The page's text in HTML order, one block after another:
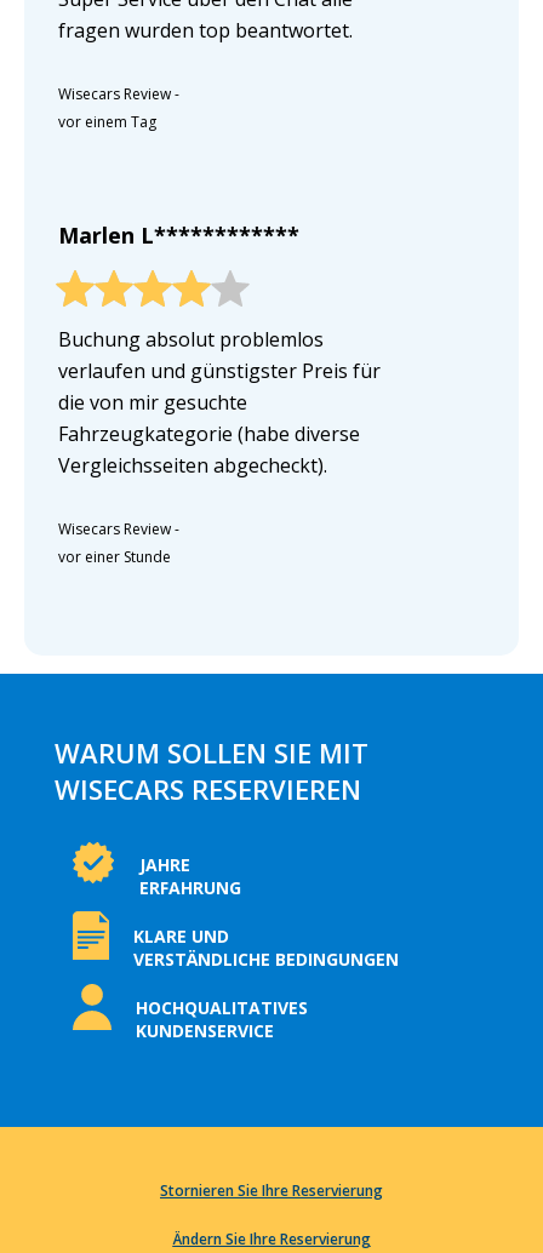
fragen wurden top beantwortet.
Wisecars Review-
vor einem Tag
Marlen L************
Buchung absolut problemlos
verlaufen und günstigster Preis für
die von mir gesuchte
Fahrzeugkategorie (habe diverse
Vergleichsseiten abgecheckt).
Wisecars Review-
vor einer Stunde
WARUM SOLLEN SIE MIT
WISECARS RESERVIEREN
JAHRE
ERFAHRUNG
KLARE UND
VERSTÄNDLICHE BEDINGUNGEN
HOCHQUALITATIVES
KUNDENSERVICE
Stornieren Sie Ihre Reservierung
Ändern Sie Ihre Reservierung